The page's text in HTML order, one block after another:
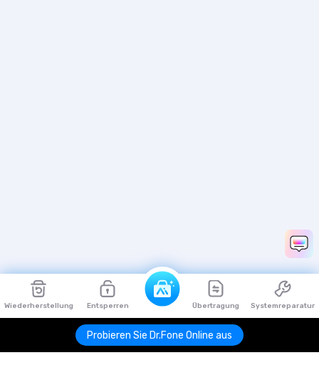
Wiederherstellung Entsperren Übertragung Systemreparatur
Probieren Sie Dr.Fone Online aus